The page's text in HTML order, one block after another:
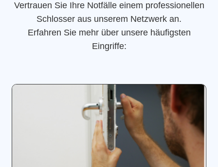
Vertrauen Sie Ihre Notfälle einem professionellen
Schlosser aus unserem Netzwerk an.
Erfahren Sie mehr über unsere häufigsten
Eingriffe: